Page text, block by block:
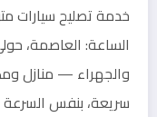
خدمة تصليح سيارات
الساعة: العاصمة،
والجهراء — منازل
سريعة، بنفس السرعة